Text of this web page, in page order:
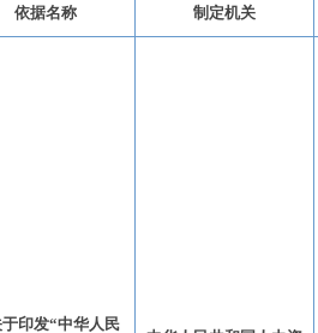
依据名称 制定机关
印发“中华人民